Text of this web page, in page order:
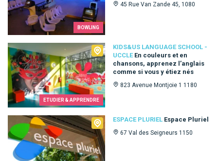
BOWLING
45 Rue Van Zande 45, 1080
ETUDIER & APPRENDRE
KIDS&US LANGUAGE SCHOOL -
UCCLE En couleurs et en
chansons, apprenez l’anglais
comme si vous y étiez nés
823 Avenue Montjoie 1 1180
Kids&Us language school - Uccle
ESPACE PLURIEL Espace Pluriel
67 Val des Seigneurs 1150
Espace Pluriel